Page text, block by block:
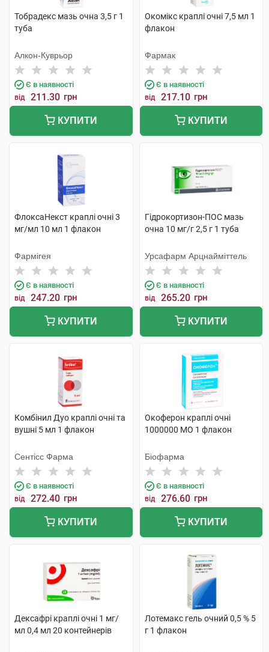
Тобрадекс мазь очна 3,5 г 1
туба
Алкон-Куврьор
Є в наявності
від 211.30 грн
КУПИТИ
Окомікс краплі очні 7,5 мл 1
флакон
Фармак
Є в наявності
від 217.10 грн
КУПИТИ
ФлоксаНекст краплі очні 3
мг/мл 10 мл 1 флакон
Фармігея
Є в наявності
від 247.20 грн
КУПИТИ
Гідрокортизон-ПОС мазь
очна 10 мг/г 2,5 г 1 туба
Урсафарм Арцнайміттель
Є в наявності
від 265.20 грн
КУПИТИ
Комбінил Дуо краплі очні та
вушні 5 мл 1 флакон
Сентісс Фарма
Є в наявності
від 272.40 грн
КУПИТИ
Окоферон краплі очні
1000000 МО 1 флакон
Біофарма
Є в наявності
від 276.60 грн
КУПИТИ
Дексафрі краплі очні 1 мг/
мл 0,4 мл 20 контейнерів
Лотемакс гель очний 0,5 % 5
г 1 флакон